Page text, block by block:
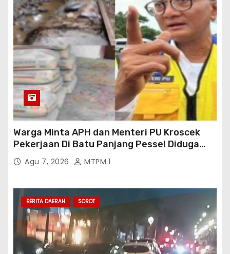
Warga Minta APH dan Menteri PU Kroscek
Pekerjaan Di Batu Panjang Pessel Diduga
Banyak Cacat Mutu Dan Kurang Volume
Satuan Pekerjaan Dan Bisa Bisanya
Padang
Agu 7, 2026 MTPM.1
BERITA DAERAH SOROT